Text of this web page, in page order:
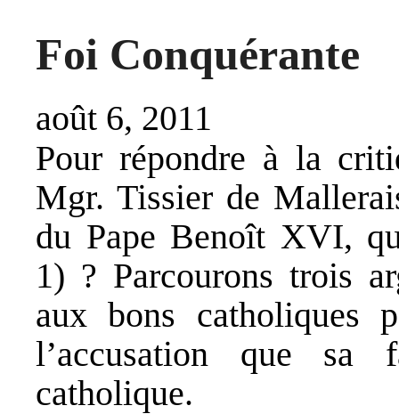
Foi Conquérante
août 6, 2011
Pour répondre à la
Mgr. Tissier de
du Pape Benoît XVI,
1) ? Parcourons trois
aux bons catholiques
l’accusation que sa
catholique.